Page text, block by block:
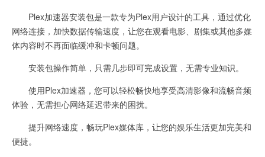
Plex加速器安装包是一款专为Plex用户设计的工具，通过优化
网络连接，加快数据传输速度，让您在观看电影、剧集或其他多媒
体内容时不再面临缓冲和卡顿问题。
安装包操作简单，只需几步即可完成设置，无需专业知识。
使用Plex加速器，您可以轻松畅快地享受高清影像和流畅音频
体验，无需担心网络延迟带来的困扰。
提升网络速度，畅玩Plex媒体库，让您的娱乐生活更加完美和
便捷。